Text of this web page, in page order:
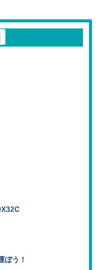
ぼう！